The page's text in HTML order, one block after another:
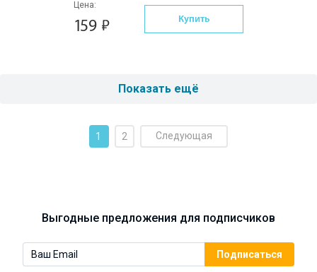
Цена:
159 Купить
Показать ещё
1 2 Следующая
Выгодные предложения для подписчиков